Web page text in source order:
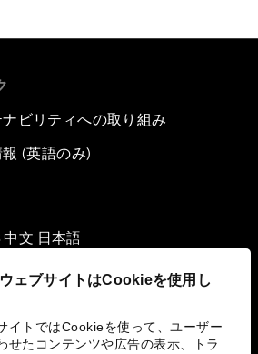
ェブサイトはCookieを使用し
イトではCookieを使って、ユーザー
せたコンテンツや広告の表示、トラ
ビリティへの取り組み
(英語のみ)
▪中文▪ 日本語